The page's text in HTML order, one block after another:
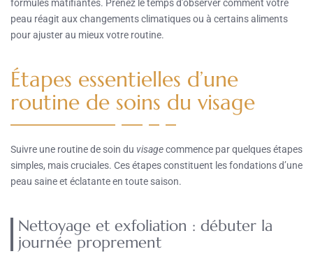
formules matifiantes. Prenez le temps d’observer comment votre
peau réagit aux changements climatiques ou à certains aliments
pour ajuster au mieux votre routine.
Étapes essentielles d’une
routine de soins du visage
Suivre une routine de soin du visagecommence par quelques étapes
simples, mais cruciales. Ces étapes constituent les fondations d’une
peau saine et éclatante en toute saison.
Nettoyage et exfoliation : débuter la
journée proprement